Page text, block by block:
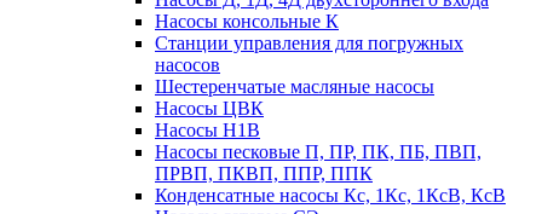
Насосы консольные К
Станции управления для погружных
насосов
Шестеренчатые масляные насосы
Насосы ЦВК
Насосы Н1В
Насосы песковые П, ПР, ПК, ПБ, ПВП,
ПРВП, ПКВП, ППР, ППК
Конденсатные насосы Кс, 1Кс, 1КсВ, КсВ